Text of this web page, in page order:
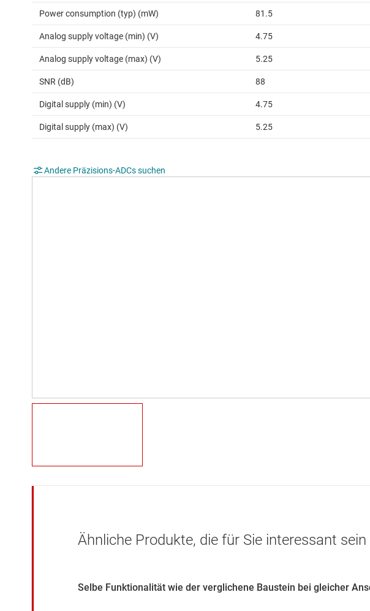
Power consumption (typ) (mW) 81.5
Analog supply voltage (min) (V) 4.75
Analog supply voltage (max) (V) 5.25
SNR (dB) 88
Digital supply (min) (V) 4.75
Digital supply (max) (V) 5.25
Andere Präzisions-ADCs suchen
Ähnliche Produkte, die für Sie interessant
Selbe Funktionalität wie der verglichene Baustein bei gleicher